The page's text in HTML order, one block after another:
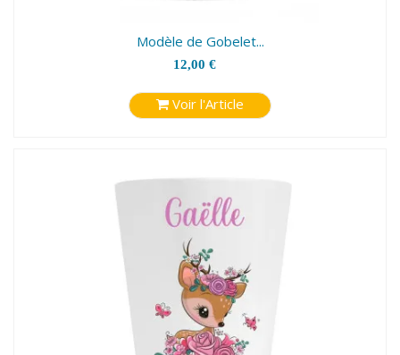
Modèle de Gobelet...
12,00 €
Voir l'Article